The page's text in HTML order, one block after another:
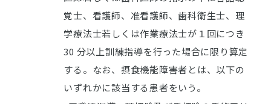
覚士、看護師、准看護師、歯科衛生士、理
学療法士若しくは作業療法士が１回につき
30 分以上訓練指導を行った場合に限り算定
する。なお、摂食機能障害者とは、以下の
いずれかに該当する患者をいう。